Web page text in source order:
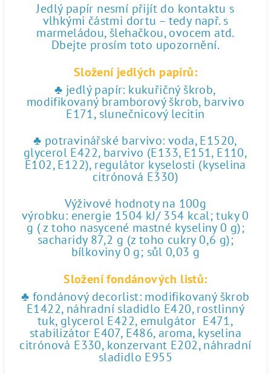
Jedlý papír nesmí přijít do kontaktu s
vlhkými částmi dortu – tedy např. s
marmeládou, šlehačkou, ovocem atd.
Dbejte prosím toto upozornění.
Složení jedlých papírů:
♣ jedlý papír: kukuřičný škrob,
modifikovaný bramborový škrob, barvivo
E171, slunečnicový lecitin
♣ potravinářské barvivo: voda, E1520,
glycerol E422, barvivo (E133, E151, E110,
E102, E122), regulátor kyselosti (kyselina
citrónová E330)
Výživové hodnoty na 100g
výrobku: energie 1504 kJ/ 354 kcal; tuky 0
g ( z toho nasycené mastné kyseliny 0 g);
sacharidy 87,2 g (z toho cukry 0,6 g);
bílkoviny 0 g; sůl 0,03 g
Složení fondánových listů:
♣ fondánový decorlist: modifikovaný škrob
E1422, náhradní sladidlo E420, rostlinný
tuk, glycerol E422, emulgátor E471,
stabilizátor E407, E486, aroma, kyselina
citrónová E330, konzervant E202, náhradní
sladidlo E955